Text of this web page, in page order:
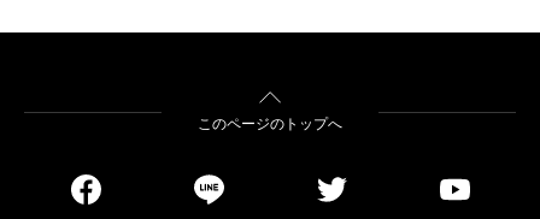
このページのトップへ